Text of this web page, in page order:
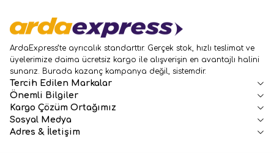
ArdaExpress’te ayrıcalık standarttır. Gerçek stok, hızlı teslimat ve
üyelerimize daima ücretsiz kargo ile alışverişin en avantajlı halini
sunarız. Burada kazanç kampanya değil, sistemdir.
Tercih Edilen Markalar
Önemli Bilgiler
Kargo Çözüm Ortağımız
Sosyal Medya
Adres & İletişim